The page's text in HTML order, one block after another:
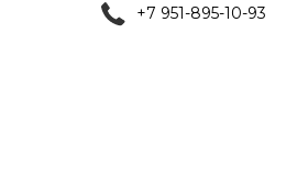
+7 951-895-10-93